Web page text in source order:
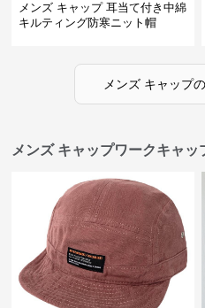
メンズ キャップ 耳当て付き中綿
キルティング防寒ニット帽
メンズ キャップの
メンズ キャップワークキャ